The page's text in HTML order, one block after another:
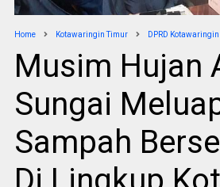
Home Kotawaringin Timur DPRD
Musim Hujan
Sungai
Sampah